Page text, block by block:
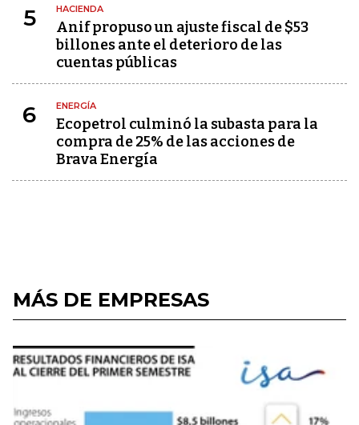
5 HACIENDA
Anif propuso un ajuste fiscal de $53
billones ante el deterioro de las
cuentas públicas
6 ENERGÍA
Ecopetrol culminó la subasta para la
compra de 25% de las acciones de
Brava Energía
MÁS DE EMPRESAS